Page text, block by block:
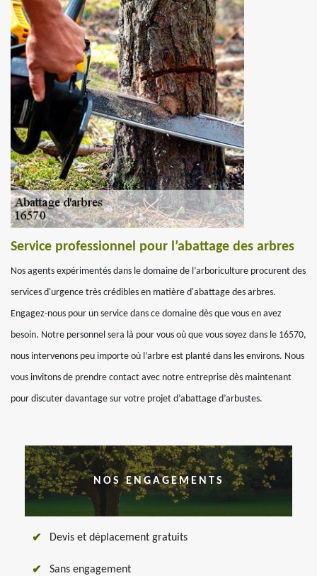
Service professionnel pour l’abattage des arbres
Nos agents expérimentés dans le domaine de l’arboriculture procurent des
services d'urgence très crédibles en matière d'abattage des arbres.
Engagez-nous pour un service dans ce domaine dès que vous en avez
besoin. Notre personnel sera là pour vous où que vous soyez dans le 16570,
nous intervenons peu importe où l’arbre est planté dans les environs. Nous
vous invitons de prendre contact avec notre entreprise dès maintenant
pour discuter davantage sur votre projet d’abattage d’arbustes.
NOS ENGAGEMENTS
Devis et déplacement gratuits
Sans engagement